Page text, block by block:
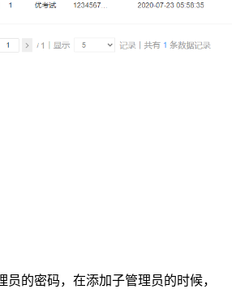
员的密码，在添加子管理员的时候，